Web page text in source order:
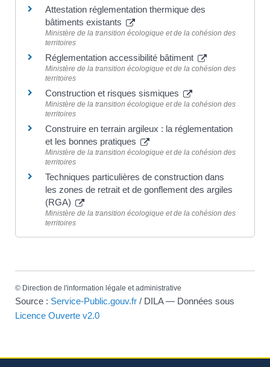
Attestation réglementation thermique des
bâtiments existants
Ministère de la transition écologique et de la cohésion des
territoires
Réglementation accessibilité bâtiment
Ministère de la transition écologique et de la cohésion des
territoires
Construction et risques sismiques
Ministère de la transition écologique et de la cohésion des
territoires
Construire en terrain argileux : la réglementation
et les bonnes pratiques
Ministère de la transition écologique et de la cohésion des
territoires
Techniques particulières de construction dans
les zones de retrait et de gonflement des argiles
(RGA)
Ministère de la transition écologique et de la cohésion des
territoires
© Direction de l'information légale et administrative
Source : Service-Public.gouv.fr / DILA — Données sous
Licence Ouverte v2.0